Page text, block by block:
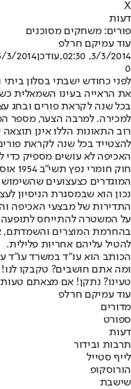
X
דעות
פורים: משחקים מסוכנים
עוד עמיקם חרלפ
3/3/2014, 02:30
,עודכן2014, 01:49
0
את הראייה בעינו השמאלית
בכל שנה לקראת פורים ובחג
למכירה. למרבה הצער, מספר
רוב התאונות הללו אינן
להצטייד בכל שנה לקראת
האכיפה לא עושים מספיק כדי
המוגדרים כצעצועים
נכון הוא שבמסגרת הניסיון
התדירות של מבצעי האכיפה
על המשטרה להתייחס לתופעה
בהחרמת המוצרים והשמדתם,
להטיל עליהם אחריות פלילית.
הכותב הוא עו"ד במשרד עו"ד
ומה אתם חושבים? טקבקו לנו!
טעינו? נתקן! אם מצאתם
עוד עמיקם חרלפ
מדורים
ספורט
דעות
תרבות ובידור
לייף סטייל
הורוסקופ
שישבת